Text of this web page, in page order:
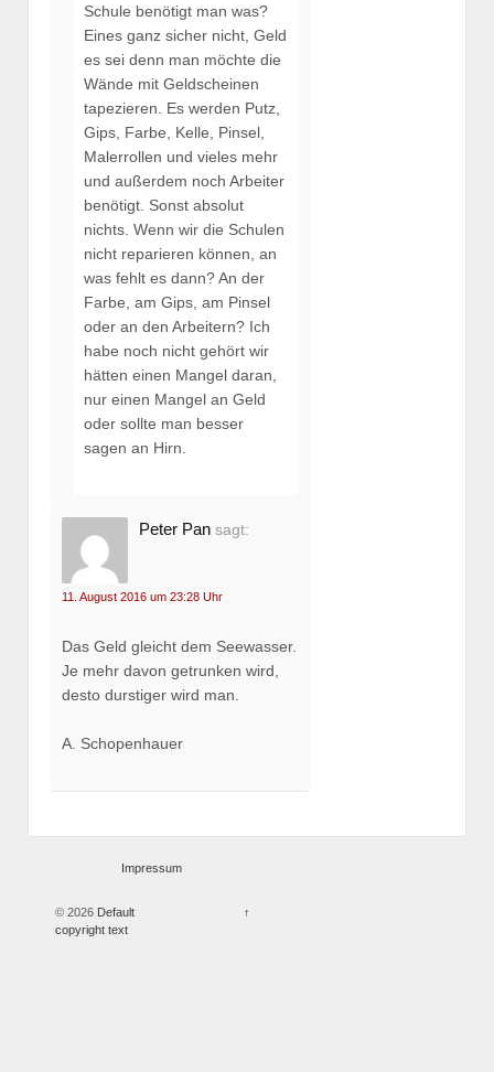
Schule benötigt man was?
Eines ganz sicher nicht, Geld
es sei denn man möchte die
Wände mit Geldscheinen
tapezieren. Es werden Putz,
Gips, Farbe, Kelle, Pinsel,
Malerrollen und vieles mehr
und außerdem noch Arbeiter
benötigt. Sonst absolut
nichts. Wenn wir die Schulen
nicht reparieren können, an
was fehlt es dann? An der
Farbe, am Gips, am Pinsel
oder an den Arbeitern? Ich
habe noch nicht gehört wir
hätten einen Mangel daran,
nur einen Mangel an Geld
oder sollte man besser
sagen an Hirn.
Peter Pan sagt:
11. August 2016 um 23:28 Uhr
Das Geld gleicht dem Seewasser.
Je mehr davon getrunken wird,
desto durstiger wird man.
A. Schopenhauer
Impressum
© 2026 Default
copyright text
↑